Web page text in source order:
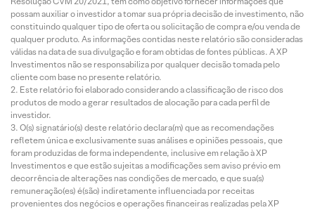
possam auxiliar o investidor a tomar sua própria decisão de investimento, não
constituindo qualquer tipo de oferta ou solicitação de compra e/ou venda de
qualquer produto. As informações contidas neste relatório são consideradas
válidas na data de sua divulgação e foram obtidas de fontes públicas. A XP
Investimentos não se responsabiliza por qualquer decisão tomada pelo
cliente com base no presente relatório.
Este relatório foi elaborado considerando a classificação de risco dos
produtos de modo a gerar resultados de alocação para cada perfil de
investidor.
O(s) signatário(s) deste relatório declara(m) que as recomendações
refletem única e exclusivamente suas análises e opiniões pessoais, que
foram produzidas de forma independente, inclusive em relação à XP
Investimentos e que estão sujeitas a modificações sem aviso prévio em
decorrência de alterações nas condições de mercado, e que sua(s)
remuneração(es) é(são) indiretamente influenciada por receitas
provenientes dos negócios e operações financeiras realizadas pela XP